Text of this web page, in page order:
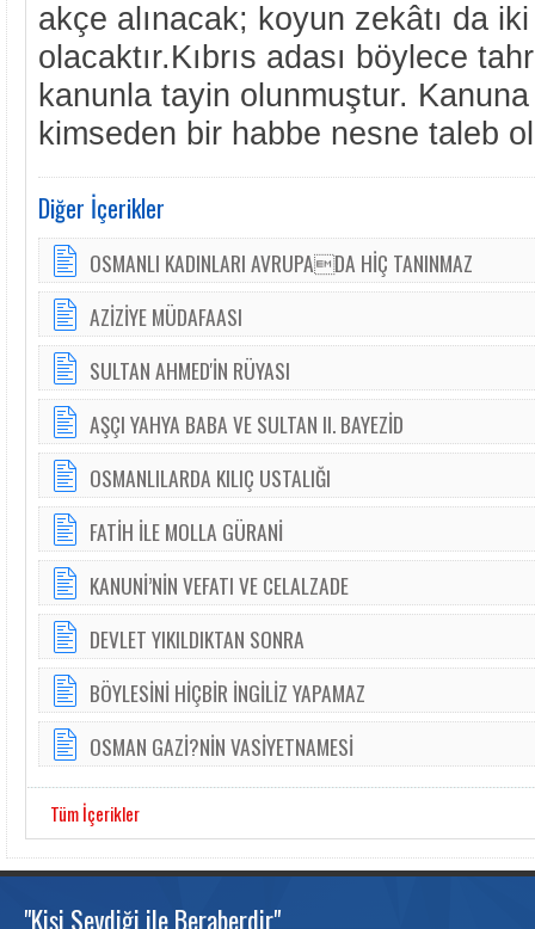
akçe alınacak; koyun zekâtı da
olacaktır.Kıbrıs adası böylece
kanunla tayin olunmuştur. Kanuna
kimse­den bir habbe nesne taleb
Diğer İçerikler
OSMANLI KADINLARI AVRUPADA HİÇ TANINMAZ
AZİZİYE MÜDAFAASI
SULTAN AHMED'İN RÜYASI
AŞÇI YAHYA BABA VE SULTAN II. BAYEZİD
OSMANLILARDA KILIÇ USTALIĞI
FATİH İLE MOLLA GÜRANİ
KANUNİ’NİN VEFATI VE CELALZADE
DEVLET YIKILDIKTAN SONRA
BÖYLESİNİ HİÇBİR İNGİLİZ YAPAMAZ
OSMAN GAZİ?NİN VASİYETNAMESİ
Tüm İçerikler
"Kişi Sevdiği ile Beraberdir"